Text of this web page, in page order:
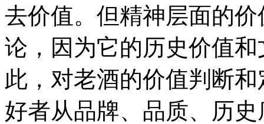
去价值。但精神层面的
论，因为它的历史价值
此，对老酒的价值判断
好者从品牌、品质、历